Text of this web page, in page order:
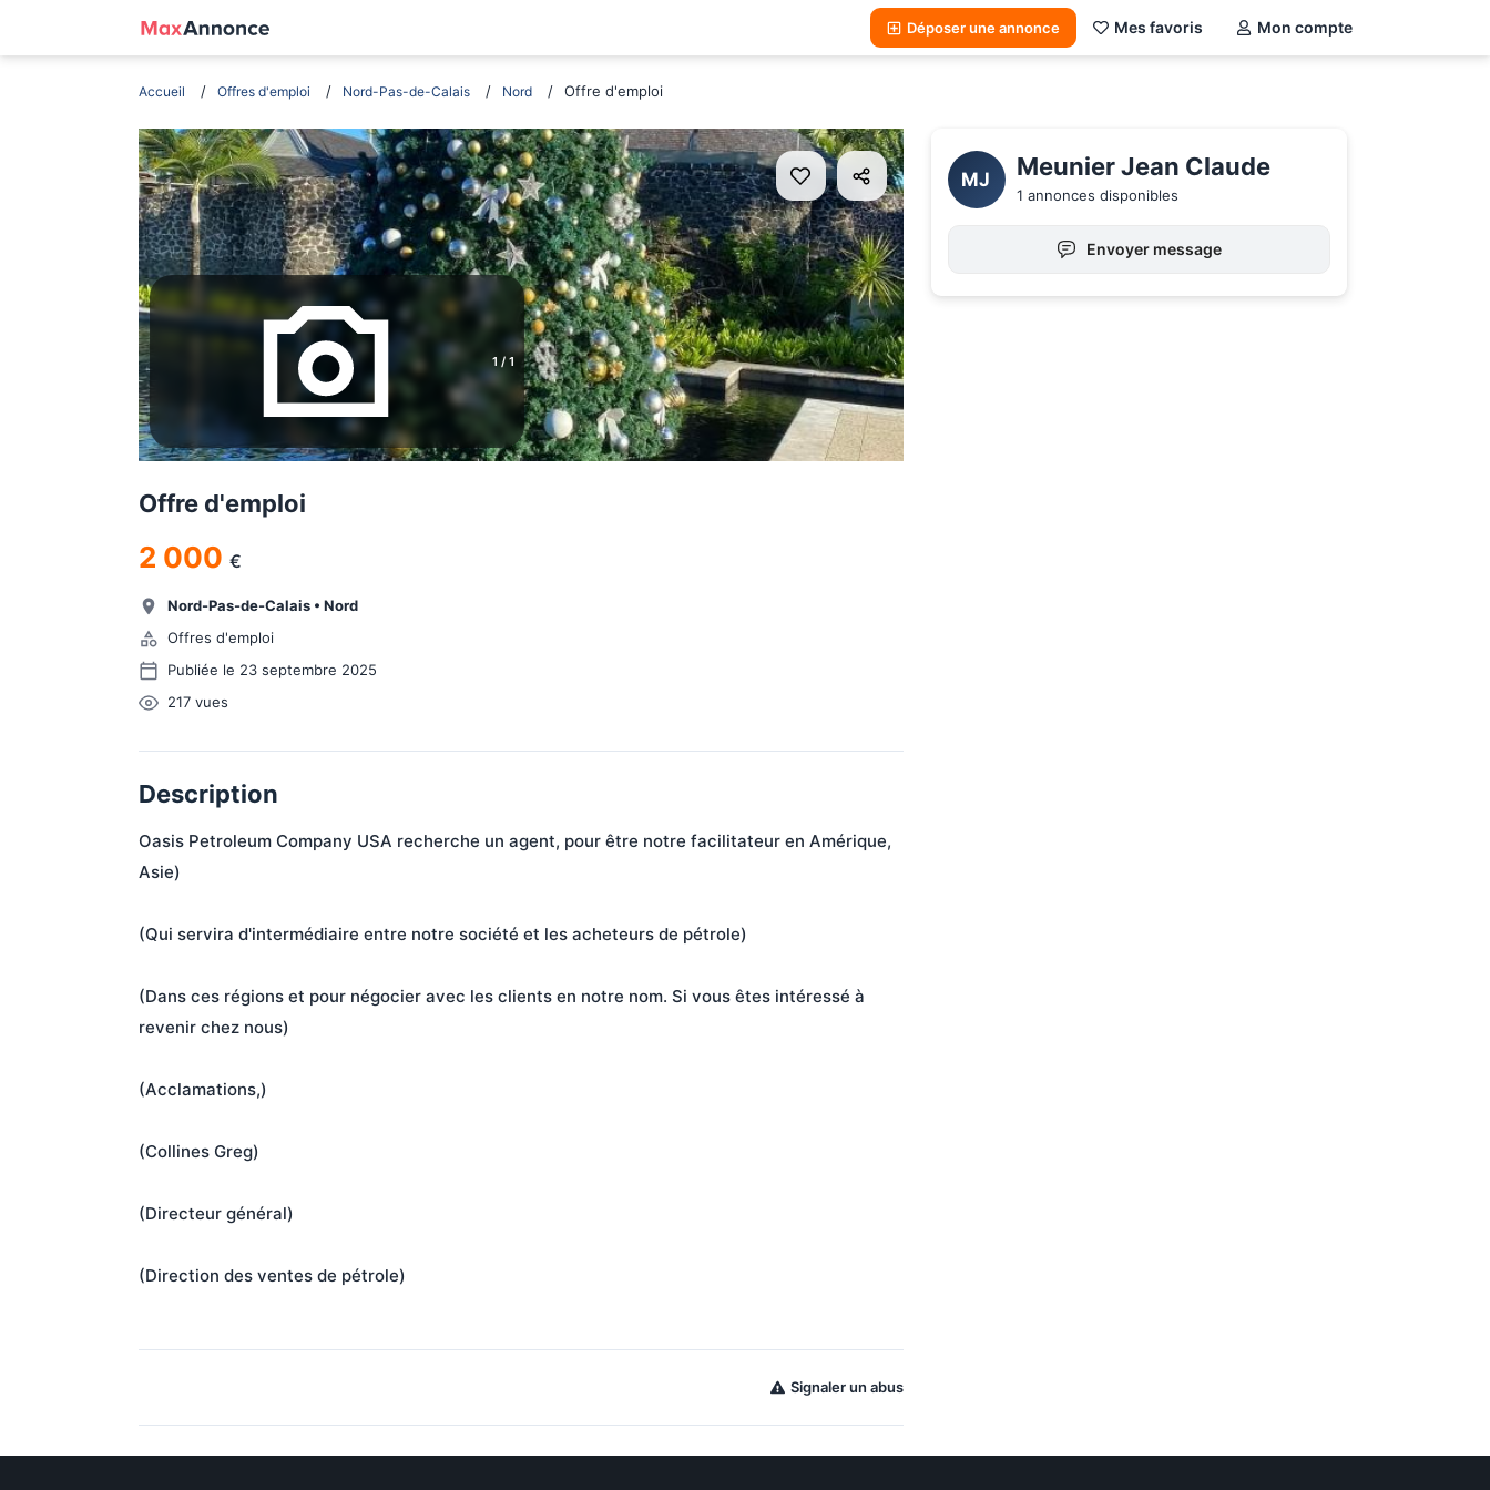
Déposer une annonce Mes favoris Mon compte
Accueil Offres d'emploi Nord-Pas-de-Calais Nord Offre d'emploi
1 / 1
Offre d'emploi
2 000 €
Nord-Pas-de-Calais• Nord
Offres d'emploi
Publiée le 23 septembre 2025
217vues
Description
Oasis Petroleum Company USA recherche un agent, pour être notre facilitateur en Amérique,
Asie)
(Qui servira d'intermédiaire entre notre société et les acheteurs de pétrole)
(Dans ces régions et pour négocier avec les clients en notre nom. Si vous êtes intéressé à
revenir chez nous)
(Acclamations,)
(Collines Greg)
(Directeur général)
(Direction des ventes de pétrole)
Signaler un abus
MJ Meunier Jean Claude
1 annonces disponibles
Envoyer message